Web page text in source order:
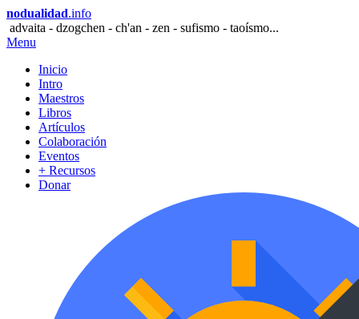
nodualidad.info
advaita - dzogchen - ch'an - zen - sufismo - taoísmo...
Menu
Inicio
Intro
Maestros
Libros
Artículos
Colaboración
Eventos
+ Recursos
Donar